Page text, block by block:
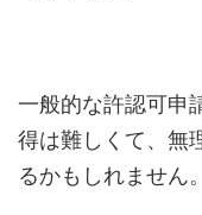
一般的な許認可申
得は難しくて、無
るかもしれません。